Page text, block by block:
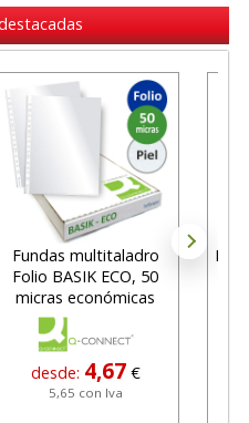
Fundas multitaladro
Folio BASIK ECO, 50
micras económicas
desde: 4,67 €
5,65 con Iva